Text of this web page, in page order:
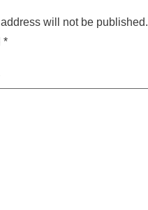
will not be published.
*